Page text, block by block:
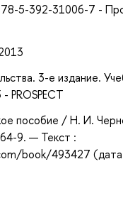
5-392-31006-7 -
3-е издание.
пособие / Н. И.
9. — Текст :
book/493427 (дата